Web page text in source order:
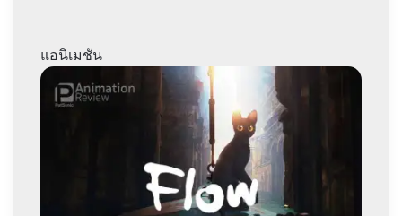
แอนิเมชัน